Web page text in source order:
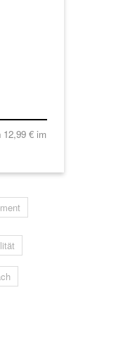
12,99 € im